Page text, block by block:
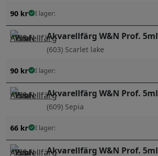
90 kr I lager:
Akvarellfärg W&N Prof. 5ml
(603) Scarlet lake
90 kr I lager:
Akvarellfärg W&N Prof. 5ml
(609) Sepia
66 kr I lager:
Akvarellfärg W&N Prof. 5ml